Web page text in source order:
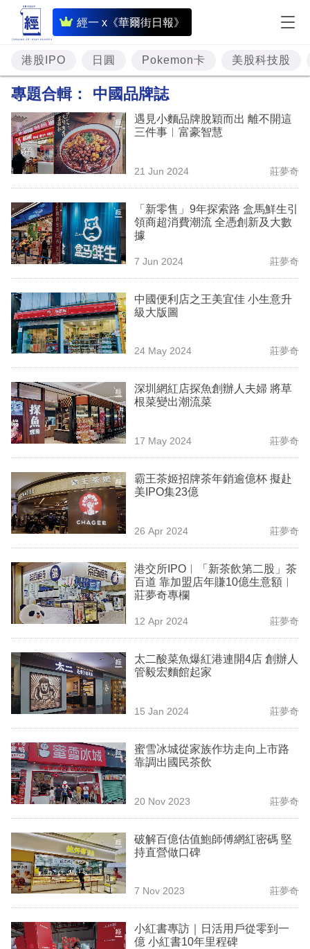
經一 x《華爾街日報》
即
時
財
經
題
投
資
樓
市
理
商
業
科
技
職
場
生
時
事
欄
訂
閱
區
港股IPO 日圓 Pokemon卡 美股科技股
專題合輯： 中國品牌誌
遇見小麵品牌脫穎而出 離不開這
三件事︳富豪智慧
21 Jun 2024 莊夢奇
「新零售」9年探索路 盒馬鮮生引
領商超消費潮流 全憑創新及大數
據
7 Jun 2024 莊夢奇
中國便利店之王美宜佳 小生意升
級大版圖
24 May 2024 莊夢奇
深圳網紅店探魚創辦人夫婦 將草
根菜變出潮流菜
17 May 2024 莊夢奇
霸王茶姬招牌茶年銷逾億杯 擬赴
美IPO集23億
26 Apr 2024 莊夢奇
港交所IPO︳「新茶飲第二股」茶
百道 靠加盟店年賺10億生意額︳
莊夢奇專欄
12 Apr 2024 莊夢奇
太二酸菜魚爆紅港連開4店 創辦人
管毅宏麵館起家
15 Jan 2024 莊夢奇
蜜雪冰城從家族作坊走向上市路
靠調出國民茶飲
20 Nov 2023 莊夢奇
破解百億估值鮑師傅網紅密碼 堅
持直營做口碑
7 Nov 2023 莊夢奇
小紅書專訪｜日活用戶從零到一
億 小紅書10年里程碑